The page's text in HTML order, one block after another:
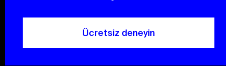
Ücretsiz deneyin